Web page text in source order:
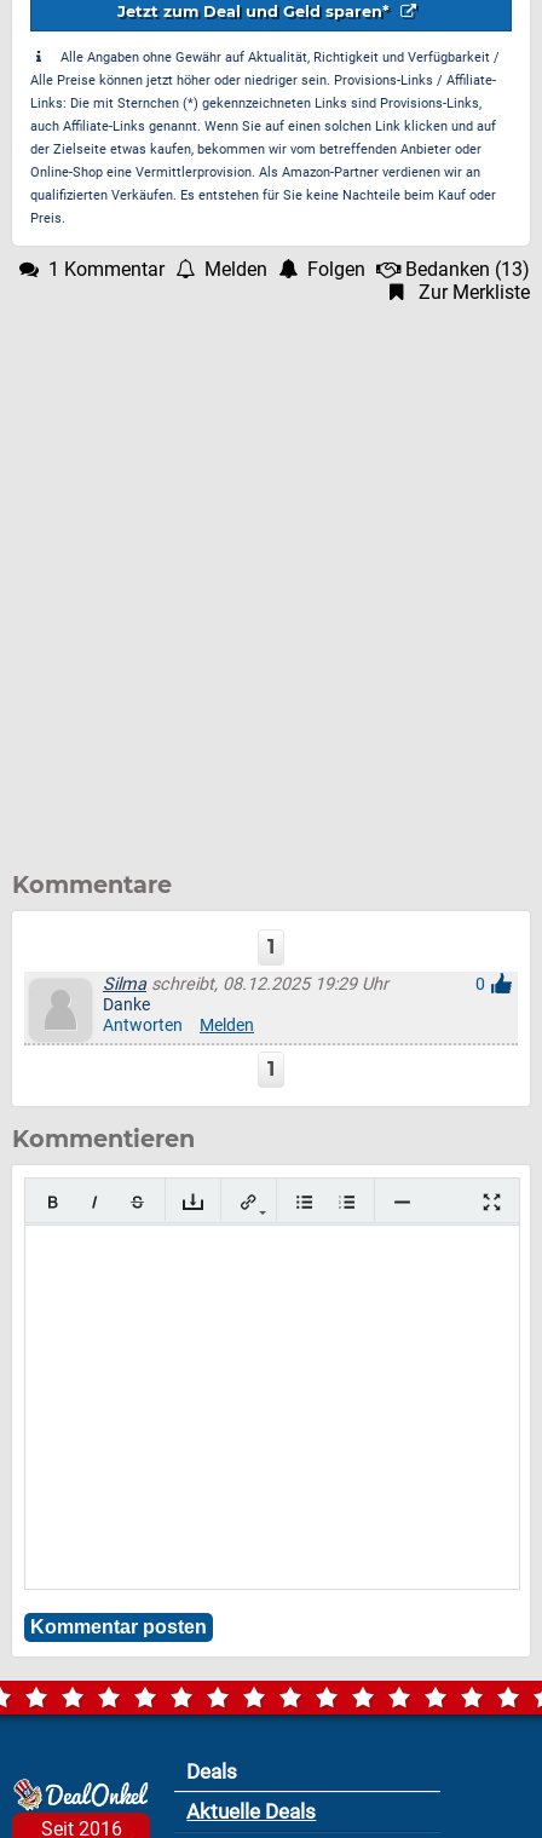
Jetzt zum Deal und Geld sparen*
Alle Angaben ohne Gewähr auf Aktualität, Richtigkeit und Verfügbarkeit /
Alle Preise können jetzt höher oder niedriger sein. Provisions-Links / Affiliate-
Links: Die mit Sternchen (*) gekennzeichneten Links sind Provisions-Links,
auch Affiliate-Links genannt. Wenn Sie auf einen solchen Link klicken und auf
der Zielseite etwas kaufen, bekommen wir vom betreffenden Anbieter oder
Online-Shop eine Vermittlerprovision. Als Amazon-Partner verdienen wir an
qualifizierten Verkäufen. Es entstehen für Sie keine Nachteile beim Kauf oder
Preis.
1 Kommentar Melden Folgen Bedanken (13)
Zur Merkliste
Kommentare
1
Silma schreibt, 08.12.2025 19:29 Uhr
0
Danke
Antworten
Melden
1
Kommentieren
Seit 2016
Deals
Aktuelle Deals